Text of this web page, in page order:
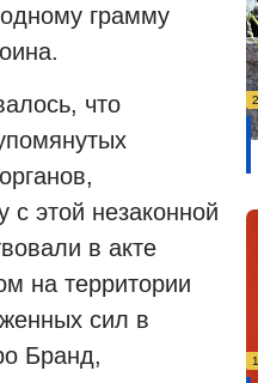
грамму
что
с этой незаконной
в акте
на территории
сил в
Бранд,